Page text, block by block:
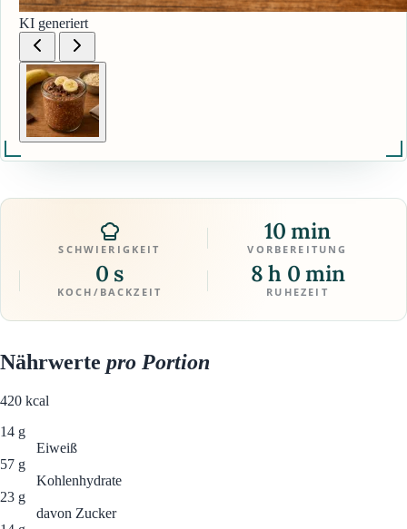
KI generiert
SCHWIERIGKEIT
10 min
VORBEREITUNG
0 s
KOCH/BACKZEIT
8 h 0 min
RUHEZEIT
Nährwerte pro Portion
420 kcal
14 g
Eiweiß
57 g
Kohlenhydrate
23 g
davon Zucker